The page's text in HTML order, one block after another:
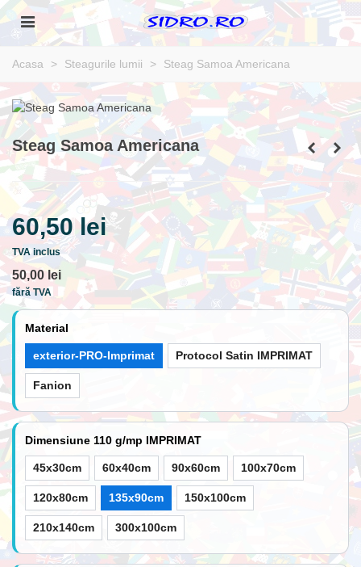
Acasa > Steagurile lumii > Steag Samoa Americana
Steag Samoa Americana
60,50 lei
TVA inclus
50,00 lei
fără TVA
Material
exterior-PRO-Imprimat Protocol Satin IMPRIMAT
Fanion
Dimensiune 110 g/mp IMPRIMAT
45x30cm 60x40cm 90x60cm 100x70cm
120x80cm 135x90cm 150x100cm
210x140cm 300x100cm